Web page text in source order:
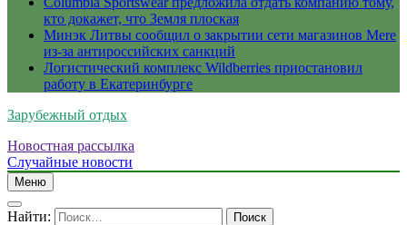
кто докажет, что Земля плоская
Минэк Литвы сообщил о закрытии сети магазинов Mere
из-за антироссийских санкций
Логистический комплекс Wildberries приостановил
работу в Екатеринбурге
Зарубежный отдых
Новостная рассылка
Случайные новости
Меню
Найти: